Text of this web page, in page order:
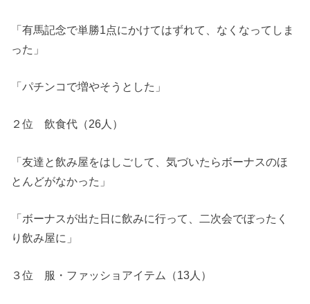
「有馬記念で単勝1点にかけてはずれて、なくなってしま
った」
「パチンコで増やそうとした」
２位 飲食代（26人）
「友達と飲み屋をはしごして、気づいたらボーナスのほ
とんどがなかった」
「ボーナスが出た日に飲みに行って、二次会でぼったく
り飲み屋に」
３位 服・ファッショアイテム（13人）